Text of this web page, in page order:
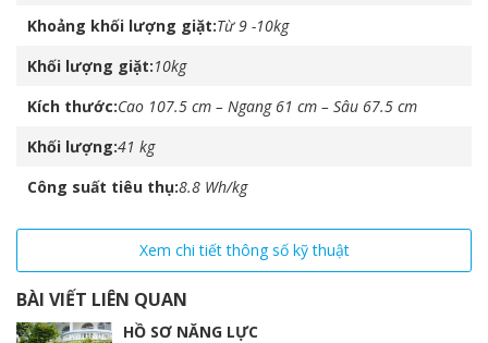
Samsung thông thường.
Giặt Sạch Sâu
Chống Xoắn Rối
Mâm Giặt Wobble
Công nghệ Wobble với thiết kế mâm giặt độc đáo tạo ra luồng
nước đa chiều, giúp đánh bật vết bẩn hiệu quả, đồng thời giảm
ma sát quần áo, bảo vệ quần áo tốt hơn và giảm nhăn nhúm
sau khi giặt.
Khoảng khối lượng giặt Từ 9 -10kg
Khối lượng giặt 10kg
Kích thước Cao 107.5 cm – Ngang 61 cm – Sâu 67.5 cm
Khối lượng 41 kg
Công suất tiêu thụ 8.8 Wh/kg
Xem chi tiết thông số kỹ thuật
BÀI VIẾT LIÊN QUAN
HỒ SƠ NĂNG LỰC